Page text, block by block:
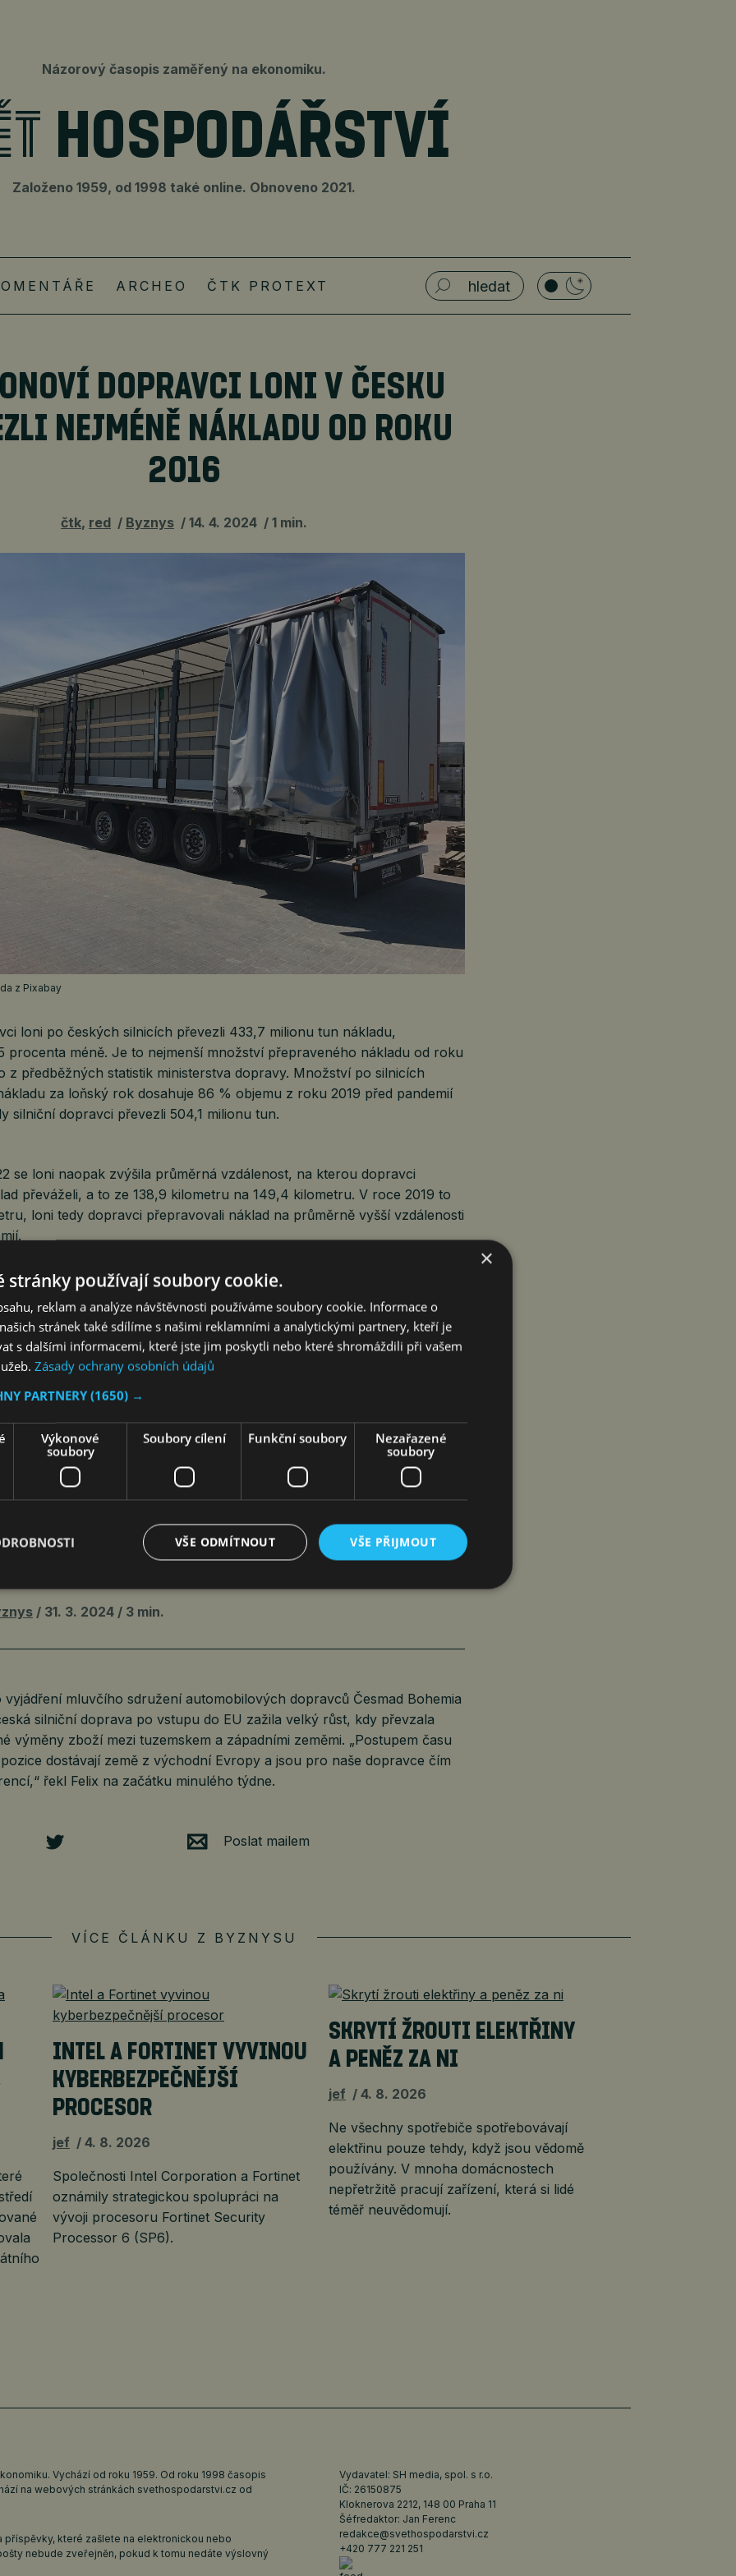
Názorový časopis zaměřený na ekonomiku.
Založeno 1959, od 1998 také online. Obnoveno 2021.
ARCHEO ČTK PROTEXT
DOPRAVCI LONI V ČESKU
NEJMÉNĚ NÁKLADU OD ROKU
2016
čtk, red Byznys 14. 4. 2024 1 min.
z Pixabay
loni po českých silnicích převezli 433,7 milionu tun nákladu,
procenta méně. Je to nejmenší množství přepraveného nákladu od roku
z předběžných statistik ministerstva dopravy. Množství po silnicích
za loňský rok dosahuje 86 % objemu z roku 2019 před pandemií
silniční dopravci převezli 504,1 milionu tun.
se loni naopak zvýšila průměrná vzdálenost, na kterou dopravci
převáželi, a to ze 138,9 kilometru na 149,4 kilometru. V roce 2019 to
loni tedy dopravci přepravovali náklad na průměrně vyšší vzdálenosti
nákladu, více než 87 %, zahrnovala loni vnitrostátní doprava.
dopravy, téměř 43 %, tvořil vývoz, téměř třetinu dovoz.
vzrostl tranzit přes ČR o téměř 64 procenta na přibližně 1,8 milionu tun.
Českem s nákladem na mezinárodní nákladní dopravě podílel více
dopravy objem mezinárodní silniční dopravy v Česku za
po vstupu do Evropské unie narostl o 45 % na 54,7 milionu tun.
naopak ve stejném období klesla o 11 % na 379 milionů tun.
VYKLÍZEJÍ PROSTOR NA EVROPSKÉM
31. 3. 2024 3 min.
vyjádření mluvčího sdružení automobilových dopravců Česmad Bohemia
silniční doprava po vstupu do EU zažila velký růst, kdy převzala
výměny zboží mezi tuzemskem a západními zeměmi. „Postupem času
dostávají země z východní Evropy a jsou pro naše dopravce čím
řekl Felix na začátku minulého týdne.
Poslat mailem
VÍCE ČLÁNKU Z BYZNYSU
INTEL A FORTINET VYVINOU
KYBERBEZPEČNĚJŠÍ
PROCESOR
jef 4. 8. 2026
Společnosti Intel Corporation a Fortinet
oznámily strategickou spolupráci na
vývoji procesoru Fortinet Security
Processor 6 (SP6).
SKRYTÍ ŽROUTI ELEKTŘINY
A PENĚZ ZA NI
jef 4. 8. 2026
Ne všechny spotřebiče spotřebovávají
elektřinu pouze tehdy, když jsou vědomě
používány. V mnoha domácnostech
nepřetržitě pracují zařízení, která si lidé
téměř neuvědomují.
Vychází od roku 1959. Od roku 1998 časopis
na webových stránkách svethospodarstvi.cz od
příspěvky, které zašlete na elektronickou nebo
nebude zveřejněn, pokud k tomu nedáte výslovný
Vydavatel: SH media, spol. s r.o.
IČ: 26150875
Kloknerova 2212, 148 00 Praha 11
Šéfredaktor: Jan Ferenc
redakce@svethospodarstvi.cz
+420 777 221 251
×
stránky používají soubory cookie.
reklam a analýze návštěvnosti používáme soubory cookie. Informace o
stránek také sdílíme s našimi reklamními a analytickými partnery, kteří je
s dalšími informacemi, které jste jim poskytli nebo které shromáždili při vašem
Zásady ochrany osobních údajů
PARTNERY (1650) →
Výkonové
soubory
Soubory cílení Funkční soubory
Nezařazené
soubory
VŠE PŘIJMOUT
VŠE ODMÍTNOUT